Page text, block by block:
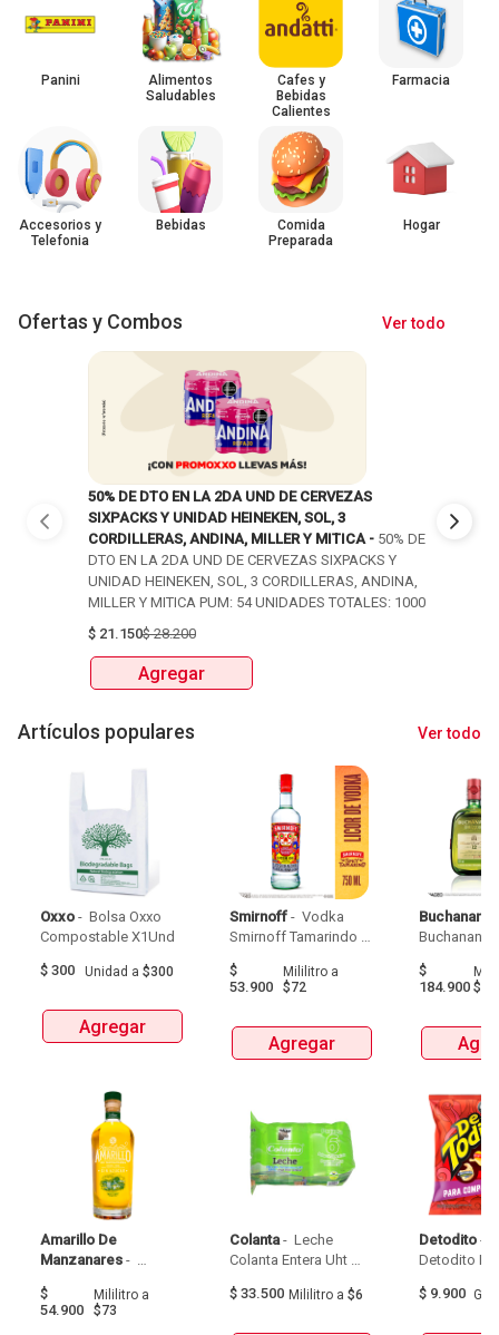
Panini
Accesorios y
Telefonia
Alimentos
Saludables
Bebidas
Cafes y
Bebidas
Calientes
Comida
Preparada
Farmacia
Hogar
Ofertas y Combos Ver todo
50% DE DTO EN LA 2DA UND DE CERVEZAS
SIXPACKS Y UNIDAD HEINEKEN, SOL, 3
CORDILLERAS, ANDINA, MILLER Y MITICA - 50% DE
DTO EN LA 2DA UND DE CERVEZAS SIXPACKS Y
UNIDAD HEINEKEN, SOL, 3 CORDILLERAS, ANDINA,
MILLER Y MITICA PUM: 54 UNIDADES TOTALES: 1000
$ 21.150$28.200
Agregar
Artículos populares Ver todo
Oxxo - Bolsa Oxxo
$ 300 Unidad a $300
Agregar
Amarillo De
Manzanares -
De Manzanares
$
54.900
Mililitroa
$73
Smirnoff - Vodka
Smirnoff Tamarindo
$
53.900
Mililitroa
$72
Agregar
Colanta - Leche
Colanta Entera Uht
$ 33.500 Mililitro a $6
Buchanans
$
184.900
Detodito -
$ 9.900